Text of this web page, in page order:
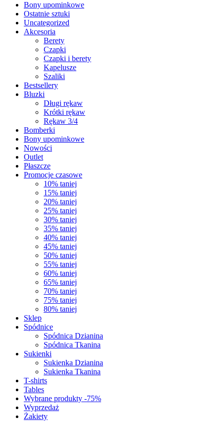
Bony upominkowe
Ostatnie sztuki
Uncategorized
Akcesoria
Berety
Czapki
Czapki i berety
Kapelusze
Szaliki
Bestsellery
Bluzki
Długi rękaw
Krótki rękaw
Rękaw 3/4
Bomberki
Bony upominkowe
Nowości
Outlet
Płaszcze
Promocje czasowe
10% taniej
15% taniej
20% taniej
25% taniej
30% taniej
35% taniej
40% taniej
45% taniej
50% taniej
55% taniej
60% taniej
65% taniej
70% taniej
75% taniej
80% taniej
Sklep
Spódnice
Spódnica Dzianina
Spódnica Tkanina
Sukienki
Sukienka Dzianina
Sukienka Tkanina
T-shirts
Tables
Wybrane produkty -75%
Wyprzedaż
Żakiety